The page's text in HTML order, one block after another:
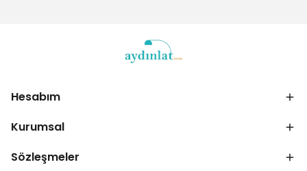
Hesabım
Kurumsal
Sözleşmeler